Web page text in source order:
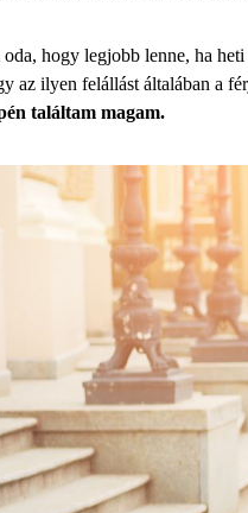
hogy legjobb lenne, ha
az ilyen felállást általában a
találtam magam.